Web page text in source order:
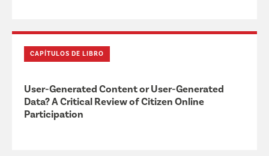
CAPÍTULOS DE LIBRO
User-Generated Content or User-Generated
Data? A Critical Review of Citizen Online
Participation